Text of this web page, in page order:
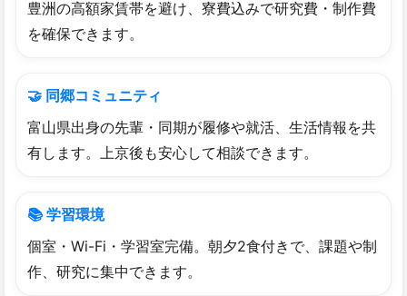
豊洲の高額家賃帯を避け、寮費込みで研究費・制作費
を確保できます。
🤝 同郷コミュニティ
富山県出身の先輩・同期が履修や就活、生活情報を共
有します。上京後も安心して相談できます。
📚 学習環境
個室・Wi-Fi・学習室完備。朝夕2食付きで、課題や制
作、研究に集中できます。